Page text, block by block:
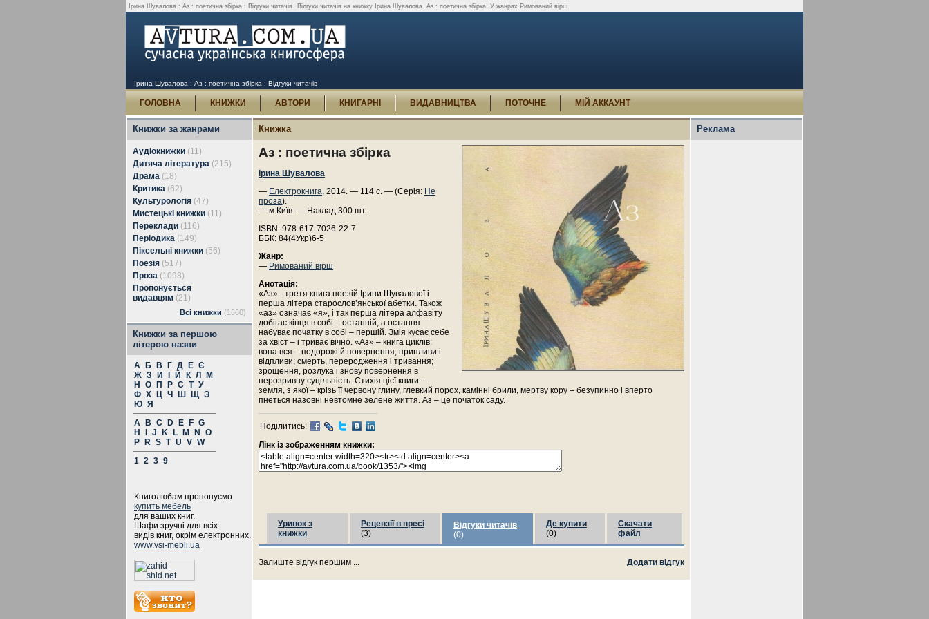
Ірина Шувалова : Аз : поетична збірка : Відгуки читачів. Відгуки читачів на книжку Ірина Шувалова. Аз : поетична збірка. У жанрах Римований вірш.
Ірина Шувалова : Аз : поетична збірка : Відгуки читачів
ГОЛОВНА КНИЖКИ АВТОРИ КНИГАРНІ ВИДАВНИЦТВА ПОТОЧНЕ МІЙ АККАУНТ
Книжки за жанрами
Аудіокнижки (11)
Дитяча література (215)
Драма (18)
Критика (62)
Культурологія (47)
Мистецькі книжки (11)
Переклади (116)
Періодика (149)
Піксельні книжки (56)
Поезія (517)
Проза (1098)
Пропонується
видавцям (21)
Всі книжки (1660)
Книжки за першою
літерою назви
А Б В Г Д Е Є
Ж З И Й К Л
М
Н
О П Р С Т У
Ф Х Ц Ч Ш Щ Э
Ю Я
A
B C D E F G
H
J K L M N
O
P
R S T U V W
1 2 3 9
Книголюбам пропонуємо
купить мебель
для ваших книг.
Шафи зручні для всіх
видів книг, окрім електронних.
www.vsi-mebli.ua
Книжка
Аз : поетична збірка
Ірина Шувалова
— Електрокнига, 2014. — 114 с. — (Серія: Не
проза).
— м.Київ. — Наклад 300 шт.
ISBN: 978-617-7026-22-7
ББК: 84(4Укр)6-5
Жанр:
— Римований вірш
Анотація:
«Аз» - третя книга поезій Ірини Шувалової і
перша літера старослов’янської абетки. Також
«аз» означає «я», і так перша літера алфавіту
добігає кінця в собі – останній, а остання
набуває початку в собі – першій. Змія кусає себе
за хвіст – і триває вічно. «Аз» – книга циклів:
вона вся – подорожі й повернення; припливи і
відпливи; смерть, переродження і тривання;
зрощення, розлука і знову повернення в
нерозривну суцільність. Стихія цієї книги –
земля, з якої – крізь її червону глину, глевкий порох, камінні брили, мертву кору – безупинно і вперто
пнеться назовні невтомне зелене життя. Аз – це початок саду.
Поділитись:
Лінк із зображенням книжки:
Уривок з
книжки
Рецензії в пресі
(3)
Відгуки читачів
(0)
Де купити
(0)
Скачати
файл
Додати відгук
Залиште відгук першим ...
Реклама